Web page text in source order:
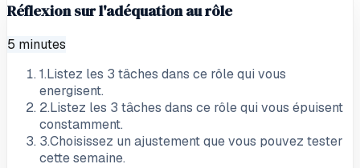
Réflexion sur l'adéquation au rôle
5 minutes
1.Listez les 3 tâches dans ce rôle qui vous
energisent.
2.Listez les 3 tâches dans ce rôle qui vous épuisent
constamment.
3.Choisissez un ajustement que vous pouvez tester
cette semaine.